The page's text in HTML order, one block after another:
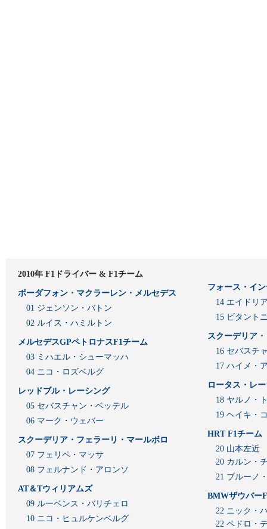
2010年 F1ドライバー & F1チーム
ボーダフォン・マクラーレン・メルセデス
01 ジェンソン・バトン
02 ルイス・ハミルトン
メルセデスGPペトロナスF1チーム
03 ミハエル・シューマッハ
04 ニコ・ロズベルグ
レッドブル・レーシング
05 セバスチャン・ベッテル
06 マーク・ウェバー
スクーデリア・フェラーリ・マールボロ
07 フェリペ・マッサ
08 フェルナンド・アロンソ
AT＆Tウィリアムズ
09 ルーベンス・バリチェロ
10 ニコ・ヒュルケンベルグ
フォース・イ
14 エイドリ
15 ビタント
スクーデリア
16 セバスチ
17 ハイメ・
ロータス・レ
18 ヤルノ・
19 ヘイキ・
HRT F1チーム
20 山本左近
20 カルン・
21 ブルーノ
BMWザウバー
22 ニック・
22 ペドロ・